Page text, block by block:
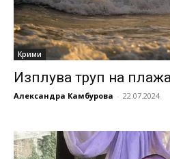
Крими
Изплува труп на
Александра Камбурова - 22.07.2024